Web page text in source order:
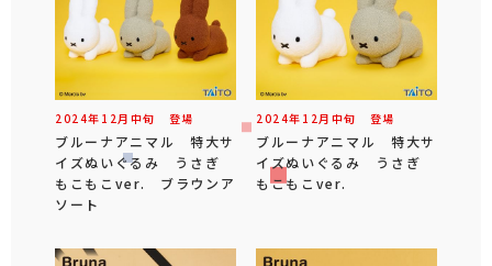
2024年 12 月 中旬 登場
ブルーナアニマル 特大サ
イズぬいぐるみ うさぎ
もこもこver. ブラウンア
ソート
2024年 12 月 中旬 登場
ブルーナアニマル 特大サ
イズぬいぐるみ うさぎ
もこもこver.